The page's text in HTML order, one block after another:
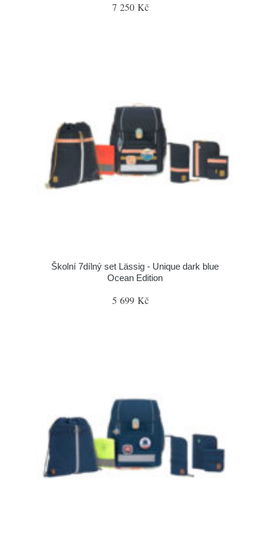
7 250 Kč
Školní 7dílný set Lässig - Unique dark blue
Ocean Edition
5 699 Kč